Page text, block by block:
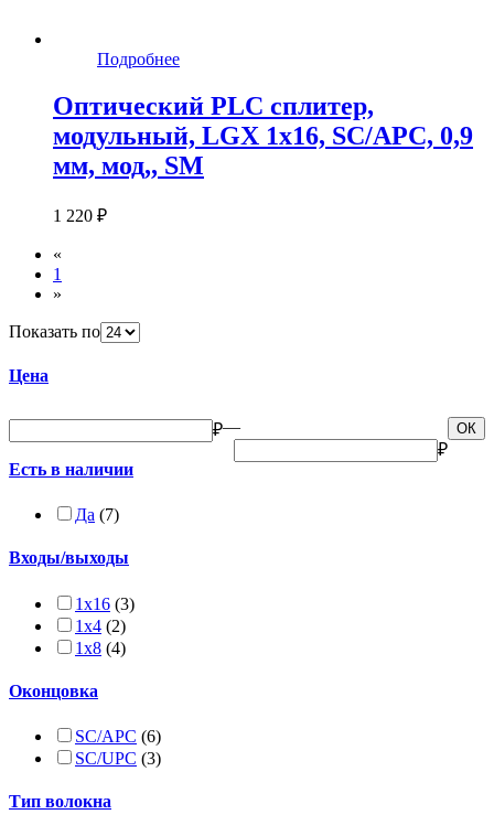
Подробнее
Оптический PLC сплитер,
модульный, LGX 1x16, SC/APC, 0,9
мм, мод,, SM
1 220 ₽
«
1
»
Показать по
Цена
₽— ОК
₽
Есть в наличии
Да (7)
Входы/выходы
1x16 (3)
1x4 (2)
1x8 (4)
Оконцовка
SC/APC (6)
SC/UPC (3)
Тип волокна